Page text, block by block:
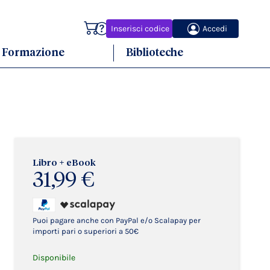
Inserisci codice Accedi
Carrello
Formazione Biblioteche
Libro + eBook
31,99 €
Puoi pagare anche con PayPal e/o Scalapay per
importi pari o superiori a 50€
Disponibile